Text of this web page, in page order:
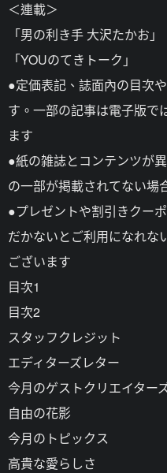
＜連載＞
「男の利き手 大沢たかお」
「YOUのてきトーク」
●定価表記、誌面內の目次
す。一部の記事は電子版で
ます
●紙の雑誌とコンテンツが
の一部が掲載されてない場
●プレゼントや割引きクー
だかないとご利用になれな
ございます
目次1
目次2
スタッフクレジット
エディターズレター
今月のゲストクリエイター
自由の花影
今月のトピックス
高貴な愛らしさ